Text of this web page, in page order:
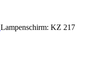
Lampenschirm: KZ 217